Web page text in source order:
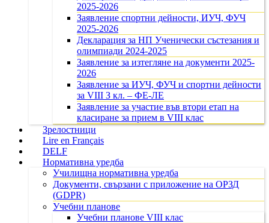
2025-2026
Заявление спортни дейности, ИУЧ, ФУЧ
2025-2026
Декларация за НП Ученически състезания и
олимпиади 2024-2025
Заявление за изтегляне на документи 2025-
2026
Заявление за ИУЧ, ФУЧ и спортни дейности
за VIII З кл. – ФЕ-ЛЕ
Заявление за участие във втори етап на
класиране за прием в VIII клас
Зрелостници
Lire en Français
DELF
Нормативна уредба
Училищна нормативна уредба
Документи, свързани с приложение на ОРЗД
(GDPR)
Учебни планове
Учебни планове VIII клас